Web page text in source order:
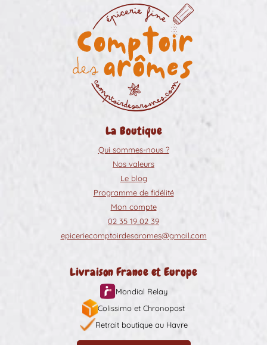
La Boutique
Qui sommes-nous ?
Nos valeurs
Le blog
Programme de fidélité
Mon compte
02 35 19 02 39
epiceriecomptoirdesaromes@gmail.com
Livraison France et Europe
Mondial Relay
Colissimo et Chronopost
Retrait boutique au Havre